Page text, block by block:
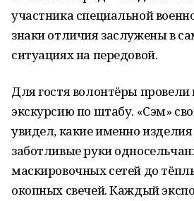
участника специальной
знаки отличия заслужены в
ситуациях на передовой.
Для гостя волонтёры
экскурсию по штабу. «Сэм»
увидел, какие именно
заботливые руки
маскировочных сетей до
окопных свечей. Каждый